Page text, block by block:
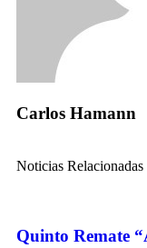
Carlos Hamann
Noticias Relacionadas
Quinto Remate